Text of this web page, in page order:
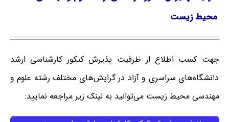
محیط زیست
جهت کسب اطلاع از ظرفیت پذیرش کنکور کارشناسی ارشد
دانشگاه‌های سراسری و آزاد در گرایش‌های مختلف رشته علوم و
مهندسی محیط زیست می‌توانید به لینک زیر مراجعه نمایید: